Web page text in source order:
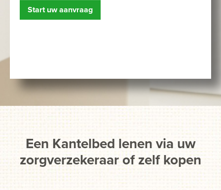
Start uw aanvraag
Een Kantelbed lenen via uw
zorgverzekeraar of zelf kopen